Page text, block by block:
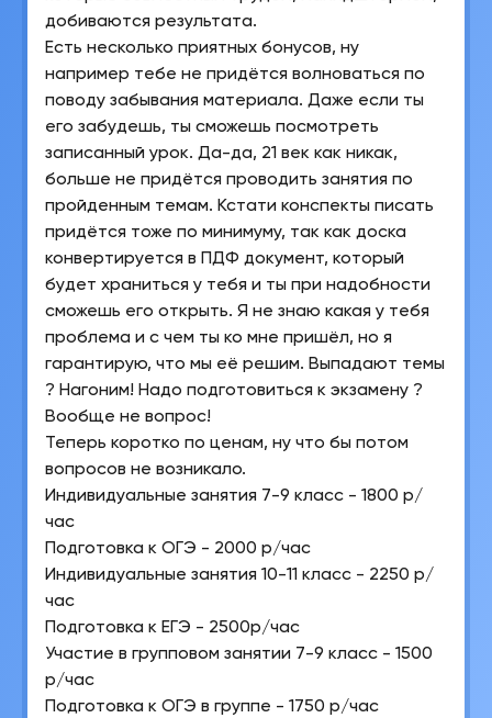
добиваются результата.
Есть несколько приятных бонусов, ну
например тебе не придётся волноваться по
поводу забывания материала. Даже если ты
его забудешь, ты сможешь посмотреть
записанный урок. Да-да, 21 век как никак,
больше не придётся проводить занятия по
пройденным темам. Кстати конспекты писать
придётся тоже по минимуму, так как доска
конвертируется в ПДФ документ, который
будет храниться у тебя и ты при надобности
сможешь его открыть. Я не знаю какая у тебя
проблема и с чем ты ко мне пришёл, но я
гарантирую, что мы её решим. Выпадают темы
? Нагоним! Надо подготовиться к экзамену ?
Вообще не вопрос!
Теперь коротко по ценам, ну что бы потом
вопросов не возникало.
Индивидуальные занятия 7-9 класс - 1800 р/
час
Подготовка к ОГЭ - 2000 р/час
Индивидуальные занятия 10-11 класс - 2250 р/
час
Подготовка к ЕГЭ - 2500р/час
Участие в групповом занятии 7-9 класс - 1500
р/час
Подготовка к ОГЭ в группе - 1750 р/час